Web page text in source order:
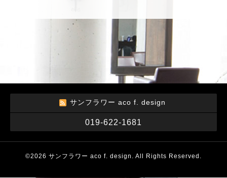
サンフラワー aco f. design
019-622-1681
©2026 サンフラワー aco f. design . All Rights Reserved.